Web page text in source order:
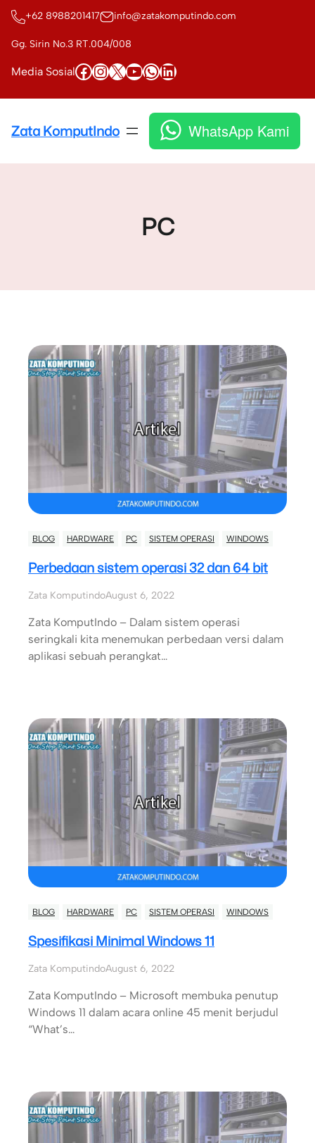
Skip
content
+62 8988201417 info@zatakomputindo.com
Gg. Sirin No.3 RT.004/008
Media SosialFacebook
Instagram
X YouTube
WhatsApp
LinkedIn
Zata KomputIndo WhatsApp Kami
PC
BLOG HARDWARE PC SISTEM OPERASI WINDOWS
Perbedaan sistem operasi 32 dan 64 bit
Zata KomputindoAugust 6, 2022
Zata KomputIndo – Dalam sistem operasi
seringkali kita menemukan perbedaan versi dalam
aplikasi sebuah perangkat…
BLOG HARDWARE PC SISTEM OPERASI WINDOWS
Spesifikasi Minimal Windows 11
Zata KomputindoAugust 6, 2022
Zata KomputIndo – Microsoft membuka penutup
Windows 11 dalam acara online 45 menit berjudul
“What’s…